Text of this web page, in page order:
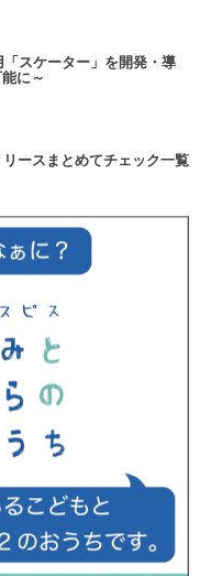
スケーター」を開発・導
に～
リースまとめてチェック一覧